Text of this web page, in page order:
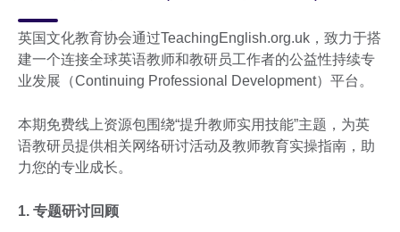
英国文化教育协会通过TeachingEnglish.org.uk，致力于搭
建一个连接全球英语教师和教研员工作者的公益性持续专
业发展（Continuing Professional Development）平台。
本期免费线上资源包围绕“提升教师实用技能”主题，为英
语教研员提供相关网络研讨活动及教师教育实操指南，助
力您的专业成长。
1. 专题研讨回顾